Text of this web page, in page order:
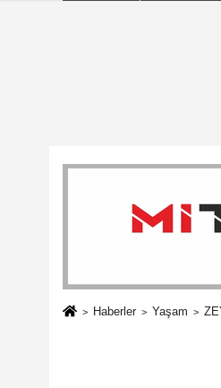
Haberler Yaşam